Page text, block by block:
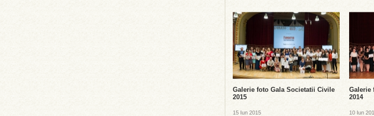
Galerie foto Gala Societatii Civile
2015
15 Iun 2015
Galerie
2014
10 Iun